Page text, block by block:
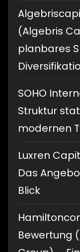
(Algebris
planbares
SOHO
Struktur
modernen
Luxren
Das
Blick
Bewertung